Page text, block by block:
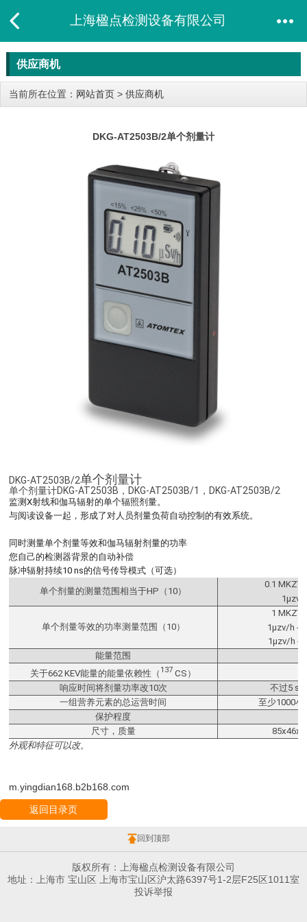
上海楹点检测设备有限公司
供应商机
当前所在位置： 网站首页 > 供应商机
DKG-AT2503B/2单个剂量计
DKG-AT2503B/2单个剂量计
单个剂量计DKG-AT2503B，DKG-AT2503B/1，DKG-AT2503B/2
监测X射线和伽马辐射的单个辐照剂量。
与阅读设备一起，形成了对人员剂量负荷自动控制的有效系统。
同时测量单个剂量等效和伽马辐射剂量的功率
您自己的检测器背景的自动补偿
脉冲辐射持续10 ns的信号传导模式（可选）
单个剂量的测量范围相当于HP（10）
0.1 MKZV
1μzv
单个剂量等效的功率测量范围（10）
1
1μzv/h -
1μzv/h -
能量范围
关于662 KEV能量的能量依赖性（ 137 CS）
响应时间将剂量功率改10次
不过5 s
一组营养元素的总运营时间
至少1000
保护程度
尺寸，质量
外观和特征可以改。
m.yingdian168.b2b168.com
返回目录页
回到顶部
版权所有：上海楹点检测设备有限公司
地址：上海市 宝山区 上海市宝山区沪太路6397号1-2层F25区1011室
投诉举报